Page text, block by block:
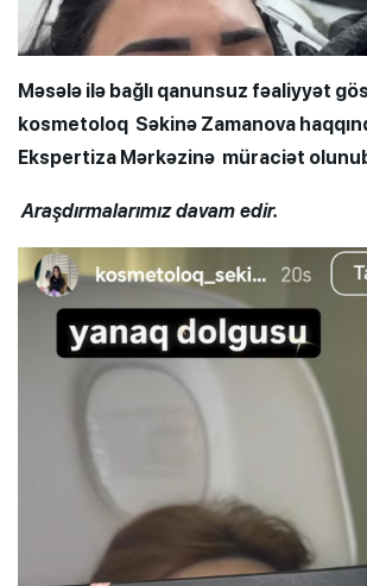
Məsələ ilə bağlı qanunsuz fəaliyyət
kosmetoloq Səkinə Zamanova
Ekspertiza Mərkəzinə müraciət
Araşdırmalarımız davam edir.